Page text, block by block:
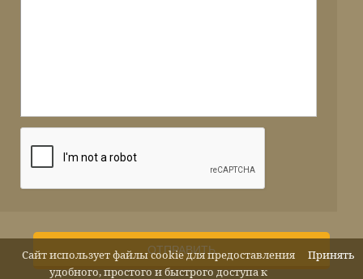
ОТПРАВИТЬ Принять
Сайт использует файлы cookie для предоставления
удобного, простого и быстрого доступа к